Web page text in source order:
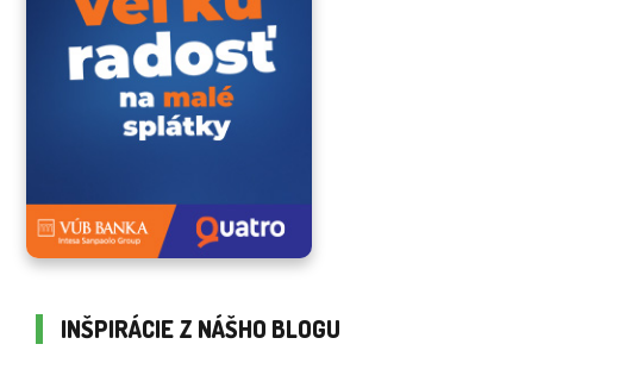
INŠPIRÁCIE Z NÁŠHO BLOGU